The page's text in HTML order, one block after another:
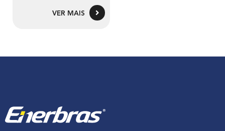
VER MAIS